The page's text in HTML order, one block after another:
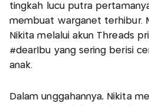
tingkah lucu putra
membuat warganet terhibur.
Nikita melalui akun Threads
#dearIbu yang sering berisi
anak.
Dalam unggahannya, Nikita